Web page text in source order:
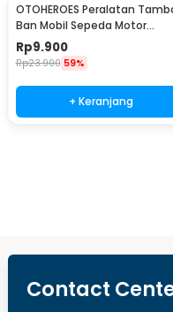
OTOHEROES Peralatan
Ban Mobil Sepeda Motor
Tubeless - KBTB02
Rp9.900
Rp23.900 59%
+ Keranjang
Contact